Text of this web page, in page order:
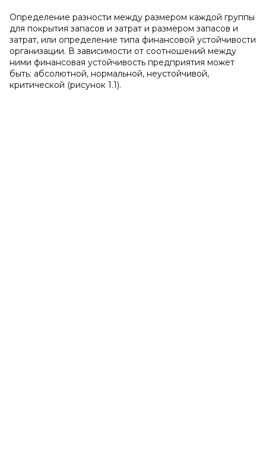
Определение разности между размером каждой группы
для покрытия запасов и затрат и размером запасов и
затрат, или определение типа финансовой устойчивости
организации. В за­висимости от соотношений между
ними финансовая устойчивость предприятия может
быть: абсолютной, нормальной, неустойчи­вой,
критической (рисунок 1.1).